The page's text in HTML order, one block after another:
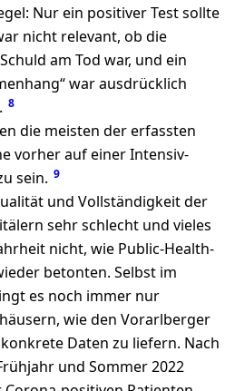
Nur ein positiver Test sollte
nicht relevant, ob die
am Tod war, und ein
war ausdrücklich
8
die meisten der erfassten
vorher auf einer Intensiv-
sein. 9
und Vollständigkeit der
sehr schlecht und vieles
nicht, wie Public-Health-
betonten. Selbst im
es noch immer nur
wie den Vorarlberger
Daten zu liefern. Nach
und Sommer 2022